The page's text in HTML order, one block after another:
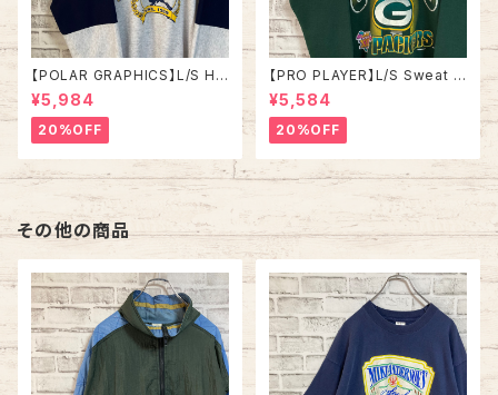
【POLAR GRAPHICS】L/S Hal
fZip Sweat XL Made in US
A 90s “ALASKA” スーベニア
ハーフジップスウェット トレーナ
ー アラスカ お土産モノ vintag
e ヴィンテージ アメリカ USA
古着
¥5,984
20%OFF
【PRO PLAYER】L/S Sweat L
相当 90s Made in USA “PA
CKERS” NFL チームモノ スウ
ェット トレーナー USA製 チーム
ロゴ 1996 CHAMPS 優勝記念
深緑 アメリカ USA 古着
¥5,584
20%OFF
その他の商品